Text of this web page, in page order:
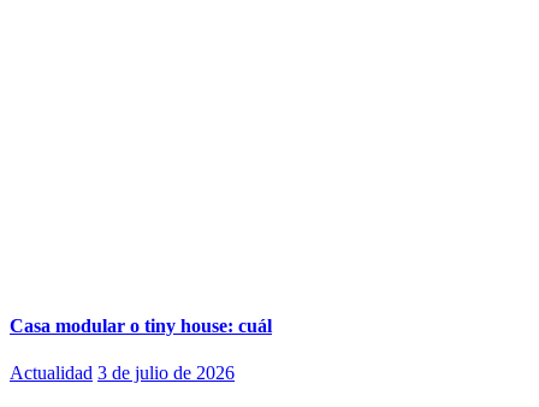
Casa modular o tiny house: cuál
Actualidad 3 de julio de 2026